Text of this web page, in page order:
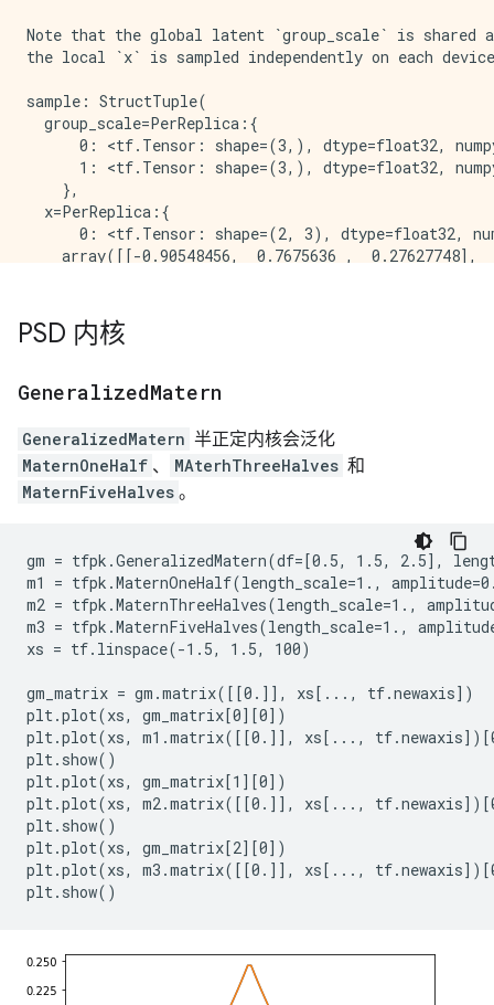
Note that the global latent `group_scale` is shared
the local `x` is sampled independently on each
sample: StructTuple(
  group_scale=PerReplica:{
0: <tf.Tensor: shape=(3,), dtype=float32,
1: <tf.Tensor: shape=(3,), dtype=float32,
    },
  x=PerReplica:{
0: <tf.Tensor: shape=(2, 3), dtype=float32,
    array([[-0.90548456,  0.7675636 ,  0.27627748],
    array([[ 3.251305  , -0.5790973 ,  0.42745453],
[-1.562331  ,  0.3006323 ,  0.635732  ]],
)
  group_scale=PerReplica:{
0: <tf.Tensor: shape=(3,), dtype=float32,
1: <tf.Tensor: shape=(3,), dtype=float32,
    },
0: <tf.Tensor: shape=(2, 3), dtype=float32,
    array([[-3.2476294 ,  0.07213175, -0.39536062],
[-1.2319602 , -0.05505352,  0.06356457]],
1: <tf.Tensor: shape=(2, 3), dtype=float32,
    array([[ 5.6028705 ,  0.11919801, -0.48446828],
[-1.5938259 ,  0.21123725,  0.28979057]],
)
Note that each device observes the same log_prob
summed across devices).
INFO:tensorflow:Reduce to /job:localhost/
log_prob: PerReplica:{
  0: tf.Tensor(-25.05747, shape=(), dtype=float32),
  1: tf.Tensor(-25.05747, shape=(), dtype=float32)
}
independent gradients, global latents are
PSD 内核
GeneralizedMatern
GeneralizedMatern 半正定内核会泛化
MaternOneHalf 、 MAterhThreeHalves 和
MaternFiveHalves 。
gm = tfpk.GeneralizedMatern(df=[0.5, 1.5, 2.5],
m1 = tfpk.MaternOneHalf(length_scale=1.,
m2 = tfpk.MaternThreeHalves(length_scale=1.,
m3 = tfpk.MaternFiveHalves(length_scale=1.,
xs = tf.linspace(-1.5, 1.5, 100)
gm_matrix = gm.matrix([[0.]], xs[..., tf.newaxis])
plt.plot(xs, gm_matrix[0][0])
plt.plot(xs, m1.matrix([[0.]], xs[...,
plt.show()
plt.plot(xs, gm_matrix[1][0])
plt.plot(xs, m2.matrix([[0.]], xs[...,
plt.show()
plt.plot(xs, gm_matrix[2][0])
plt.plot(xs, m3.matrix([[0.]], xs[...,